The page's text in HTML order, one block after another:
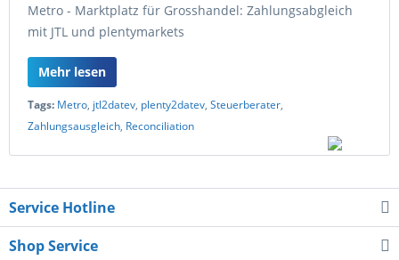
Metro - Marktplatz für Grosshandel: Zahlungsabgleich
mit JTL und plentymarkets
Mehr lesen
Tags: Metro, jtl2datev, plenty2datev, Steuerberater,
Zahlungsausgleich, Reconciliation
Service Hotline
Shop Service